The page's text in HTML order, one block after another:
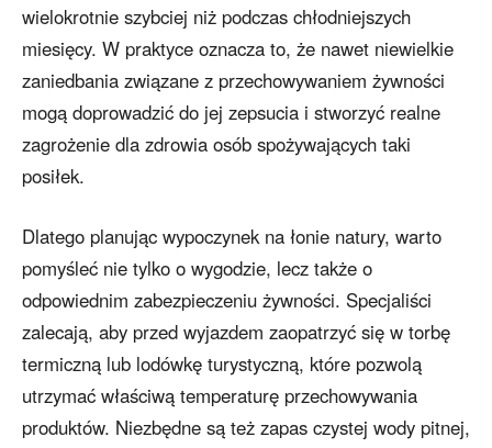
wielokrotnie szybciej niż podczas chłodniejszych
miesięcy. W praktyce oznacza to, że nawet niewielkie
zaniedbania związane z przechowywaniem żywności
mogą doprowadzić do jej zepsucia i stworzyć realne
zagrożenie dla zdrowia osób spożywających taki
posiłek.
Dlatego planując wypoczynek na łonie natury, warto
pomyśleć nie tylko o wygodzie, lecz także o
odpowiednim zabezpieczeniu żywności. Specjaliści
zalecają, aby przed wyjazdem zaopatrzyć się w torbę
termiczną lub lodówkę turystyczną, które pozwolą
utrzymać właściwą temperaturę przechowywania
produktów. Niezbędne są też zapas czystej wody pitnej,